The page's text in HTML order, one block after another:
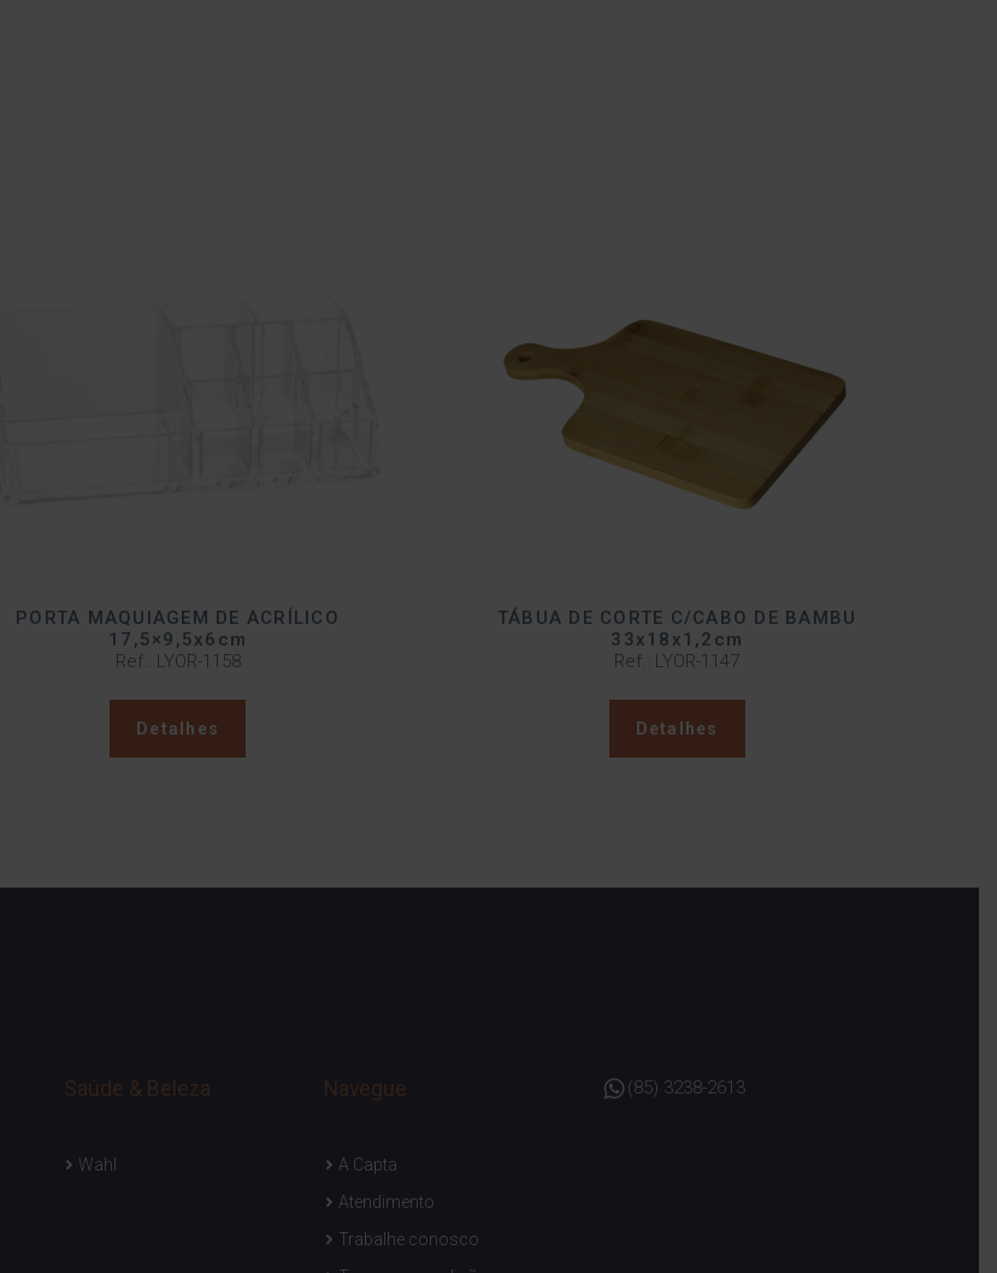
PORTA MAQUIAGEM DE ACRÍLICO
17,5×9,5x6cm
Ref.: LYOR-1158
Detalhes
TÁBUA DE CORTE C/CABO DE BAMBU
33x18x1,2cm
Ref.: LYOR-1147
Detalhes
Saúde & Beleza
Wahl
Navegue
A Capta
Atendimento
Trabalhe conosco
(85) 3238-2613